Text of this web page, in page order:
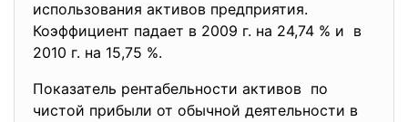
использования активов предприятия.
Коэффициент падает в 2009 г. на 24,74 % и в
2010 г. на 15,75 %.
Показатель рентабельности активов по
чистой прибыли от обычной деятельности в